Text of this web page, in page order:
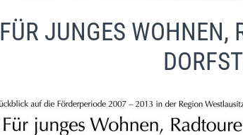
FÜR JUNGES WOHNEN,